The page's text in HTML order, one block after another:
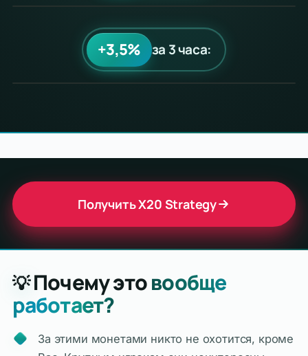
+3,5% за 3 часа:
Получить X20 Strategy
💡Почему этовообще
работает?
За этими монетами никто не охотится, кроме